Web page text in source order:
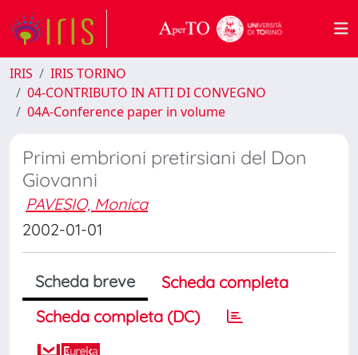
IRIS
IRIS TORINO
04-CONTRIBUTO IN ATTI DI CONVEGNO
04A-Conference paper in volume
Primi embrioni pretirsiani del Don
Giovanni
PAVESIO, Monica
2002-01-01
Scheda breve
Scheda completa
Scheda completa (DC)